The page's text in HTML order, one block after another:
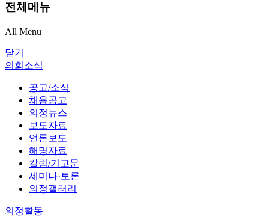
전체메뉴
All Menu
닫기
의회소식
공고/소식
채용공고
의정뉴스
보도자료
언론보도
해명자료
칼럼/기고문
세미나·토론
의정갤러리
의정활동